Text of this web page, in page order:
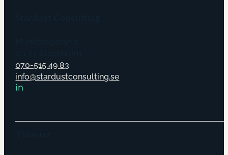
070-515 49 83
info@stardustconsulting.se